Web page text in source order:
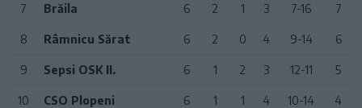
7 Brăila 6 2 1 3 7-16 7
8 Râmnicu Sărat 6 2 0 4 9-14 6
9 Sepsi OSK II. 6 1 2 3 12-11 5
10 CSO Plopeni 6 1 1 4 10-14 4